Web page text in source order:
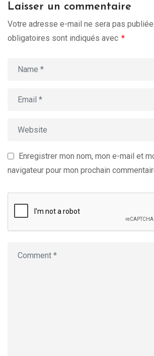
Laisser un commentaire
Votre adresse e-mail ne sera pas publiée.
obligatoires sont indiqués avec *
Enregistrer mon nom, mon e-mail et
navigateur pour mon prochain